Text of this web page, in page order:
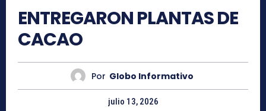
ENTREGARON PLANTAS DE
CACAO
Por Globo Informativo
julio 13, 2026